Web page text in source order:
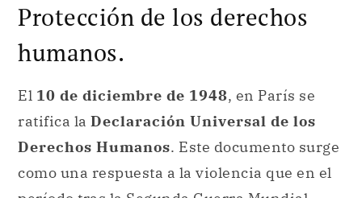
Protección de los derechos
humanos.
El 10 de diciembre de 1948, en París se
ratifica la Declaración Universal de los
Derechos Humanos. Este documento surge
como una respuesta a la violencia que en el